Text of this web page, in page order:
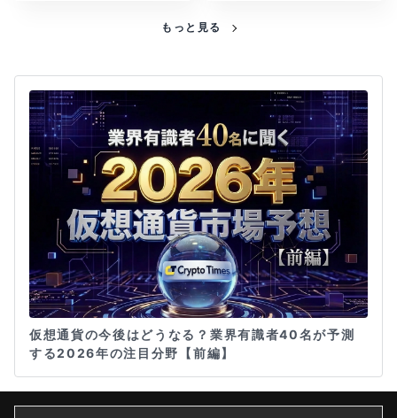
もっと見る
仮想通貨の今後はどうなる？業界有識者40名が予測
する2026年の注目分野【前編】